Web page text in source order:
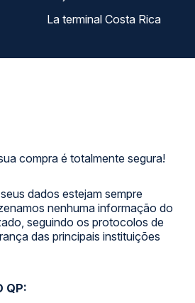
compra é totalmente segura!
dados estejam sempre
nenhuma informação do
seguindo os protocolos de
das principais instituições
La terminal Costa Rica
QP: